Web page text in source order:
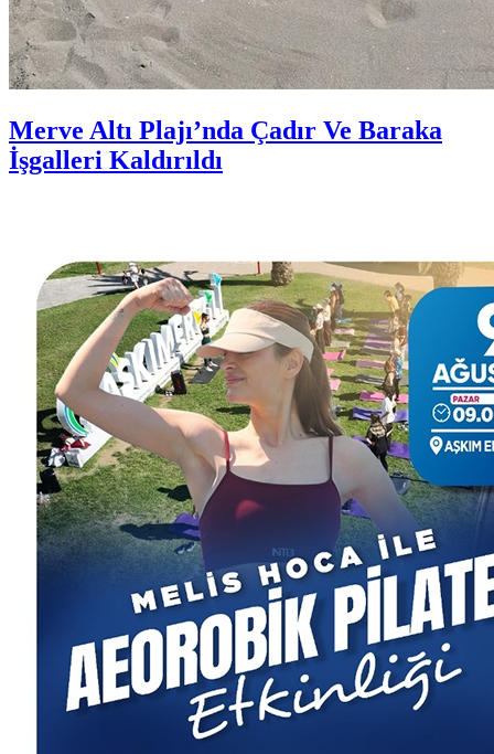
Merve Altı Plajı’nda Çadır Ve Baraka
İşgalleri Kaldırıldı